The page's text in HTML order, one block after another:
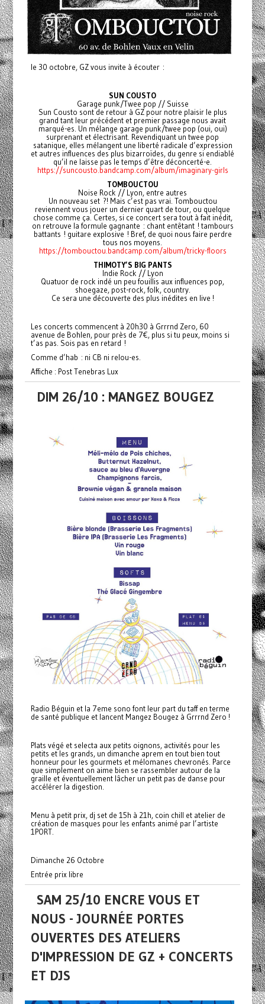
le 30 octobre, GZ vous invite à écouter :
SUN COUSTO
Garage punk/Twee pop // Suisse
Sun Cousto sont de retour à GZ pour notre plaisir le plus
grand tant leur précédent et premier passage nous avait
marqué-es. Un mélange garage punk/twee pop (oui, oui)
surprenant et électrisant. Revendiquant un twee pop
satanique, elles mélangent une liberté radicale d’expression
et autres influences des plus bizarroïdes, du genre si endiablé
qu’il ne laisse pas le temps d’être déconcerté-e.
https://suncousto.bandcamp.com/album/imaginary-girls
TOMBOUCTOU
Noise Rock // Lyon, entre autres
Un nouveau set ?! Mais c’est pas vrai. Tombouctou
reviennent vous jouer un dernier quart de tour, ou quelque
chose comme ça. Certes, si ce concert sera tout à fait inédit,
on retrouve la formule gagnante : chant entêtant ! tambours
battants ! guitare explosive ! Bref, de quoi nous faire perdre
tous nos moyens.
https://tombouctou.bandcamp.com/album/tricky-floors
THIMOTY’S BIG PANTS
Indie Rock // Lyon
Quatuor de rock indé un peu fouillis aux influences pop,
shoegaze, post-rock, folk, country.
Ce sera une découverte des plus inédites en live !
Les concerts commencent à 20h30 à Grrrnd Zero, 60
avenue de Bohlen, pour près de 7€, plus si tu peux, moins si
t’as pas. Sois pas en retard !
Comme d’hab : ni CB ni relou-es.
Affiche : Post Tenebras Lux
DIM 26/10 : MANGEZ BOUGEZ
Radio Béguin et la 7eme sono font leur part du taff en terme
de santé publique et lancent Mangez Bougez à Grrrnd Zero !
Plats végé et selecta aux petits oignons, activités pour les
petits et les grands, un dimanche aprem en tout bien tout
honneur pour les gourmets et mélomanes chevronés. Parce
que simplement on aime bien se rassembler autour de la
graille et éventuellement lâcher un petit pas de danse pour
accélérer la digestion.
Menu à petit prix, dj set de 15h à 21h, coin chill et atelier de
création de masques pour les enfants animé par l’artiste
1PORT.
Dimanche 26 Octobre
Entrée prix libre
SAM 25/10 ENCRE VOUS ET
NOUS - JOURNÉE PORTES
OUVERTES DES ATELIERS
D'IMPRESSION DE GZ + CONCERTS
ET DJS